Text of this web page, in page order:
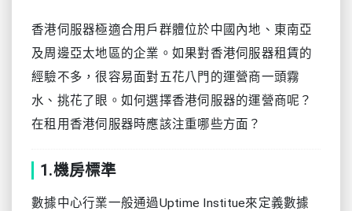
香港伺服器極適合用戶群體位於中國內地、東南亞
及周邊亞太地區的企業。如果對香港伺服器租賃的
經驗不多，很容易面對五花八門的運營商一頭霧
水、挑花了眼。如何選擇香港伺服器的運營商呢？
在租用香港伺服器時應該注重哪些方面？
1.機房標準
數據中心行業一般通過Uptime Institue來定義數據